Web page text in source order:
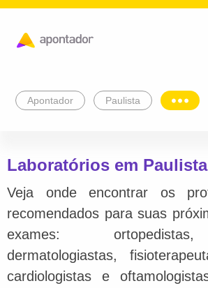
Apontador Paulista
Laboratórios em
Veja onde encontrar os
recomendados para suas
exames:
dermatologiastas,
cardiologistas e